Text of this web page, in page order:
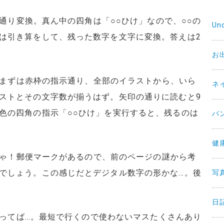
り変換。真ん中の四角は「○○ひけ」なので、○○の
引き算をして、残った数字を文字に変換。答えは2
ずは赤枠の指示通り、全部のイラストから、いら
トとその文字数が揃うはず。矢印の通りに読むと9
の四角の指示「○○ひけ」を実行すると、残るのは
！郵便マークがあるので、前のページの謎から考
しょう。この感じだとデジタル数字の形かな…。後
てば…。最短で行くので使わないマスたくさんあり
お
ネ
バ
健
写
日